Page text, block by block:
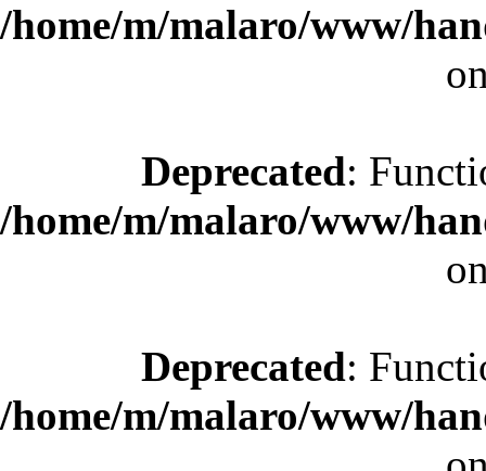
/home/m/malaro/www/
Deprecated:
/home/m/malaro/www/
Deprecated:
/home/m/malaro/www/